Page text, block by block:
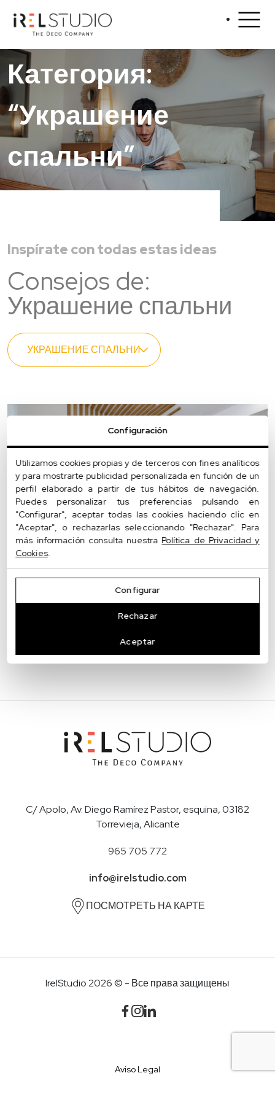
Категория:
“Украшение
спальни”
Inspírate con todas estas ideas
Consejos de:
Украшение спальни
17/06/2024
Дерево из паллет или реек: модное
настенное покрытие
C/ Apolo, Av. Diego Ramírez Pastor, esquina, 03182
Torrevieja, Alicante
965 705 772
info@irelstudio.com
ПОСМОТРЕТЬ НА КАРТЕ
IrelStudio 2026 © - Все права защищены
Configuración
Utilizamos cookies propias y de terceros con fines analíticos
y para mostrarte publicidad personalizada en función de un
perfil elaborado a partir de tus hábitos de navegación.
Puedes personalizar tus preferencias pulsando en
"Configurar", aceptar todas las cookies haciendo clic en
"Aceptar", o rechazarlas seleccionando "Rechazar". Para
más información consulta nuestra Política de Privacidad y
Cookies.
Configurar
Rechazar
Aceptar
Aviso Legal